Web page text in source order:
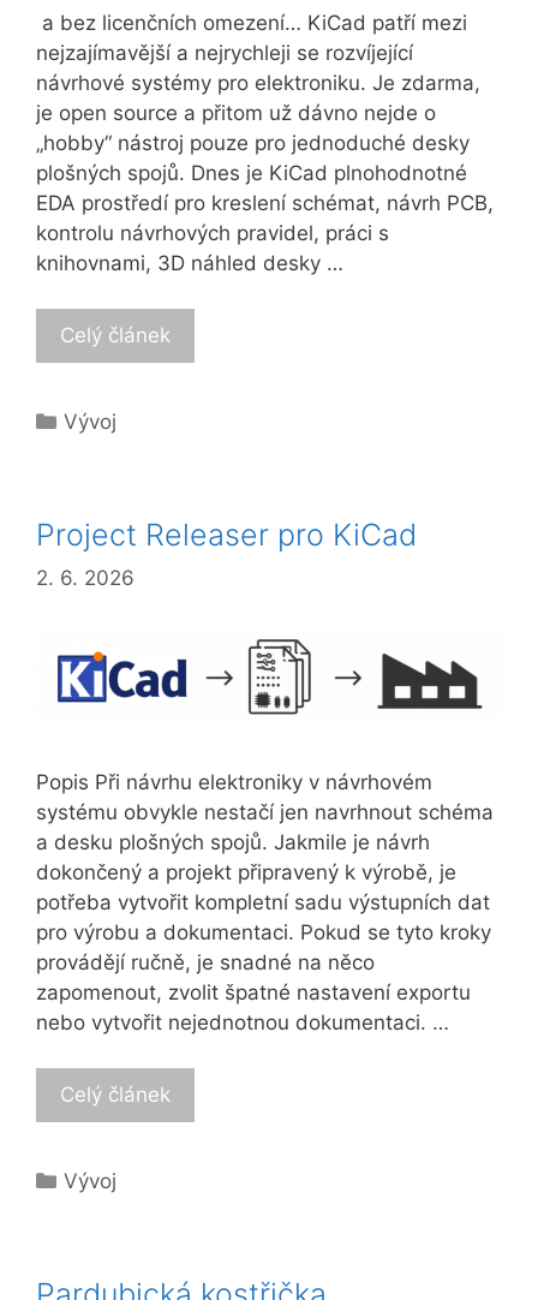
a bez licenčních omezení… KiCad patří mezi
nejzajímavější a nejrychleji se rozvíjející
návrhové systémy pro elektroniku. Je zdarma,
je open source a přitom už dávno nejde o
„hobby“ nástroj pouze pro jednoduché desky
plošných spojů. Dnes je KiCad plnohodnotné
EDA prostředí pro kreslení schémat, návrh PCB,
kontrolu návrhových pravidel, práci s
knihovnami, 3D náhled desky …
Celý článek
Categories
Vývoj
Project Releaser pro KiCad
2. 6. 2026
Popis Při návrhu elektroniky v návrhovém
systému obvykle nestačí jen navrhnout schéma
a desku plošných spojů. Jakmile je návrh
dokončený a projekt připravený k výrobě, je
potřeba vytvořit kompletní sadu výstupních dat
pro výrobu a dokumentaci. Pokud se tyto kroky
provádějí ručně, je snadné na něco
zapomenout, zvolit špatné nastavení exportu
nebo vytvořit nejednotnou dokumentaci. …
Celý článek
Categories
Vývoj